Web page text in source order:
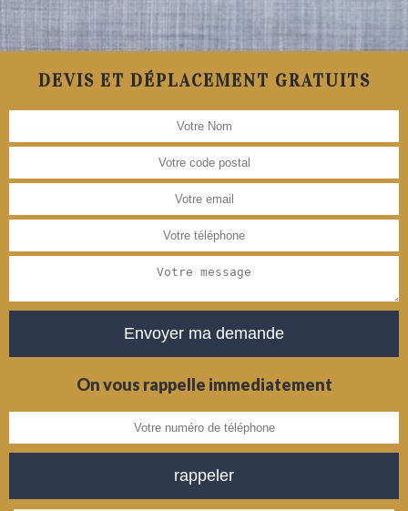
DEVIS ET DÉPLACEMENT GRATUITS
On vous rappelle immediatement